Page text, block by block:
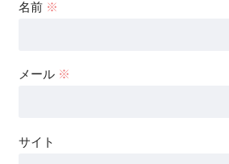
名前 ※
メール ※
サイト